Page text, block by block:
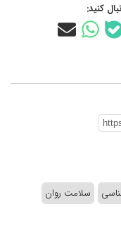
کنید:
سلامت روان